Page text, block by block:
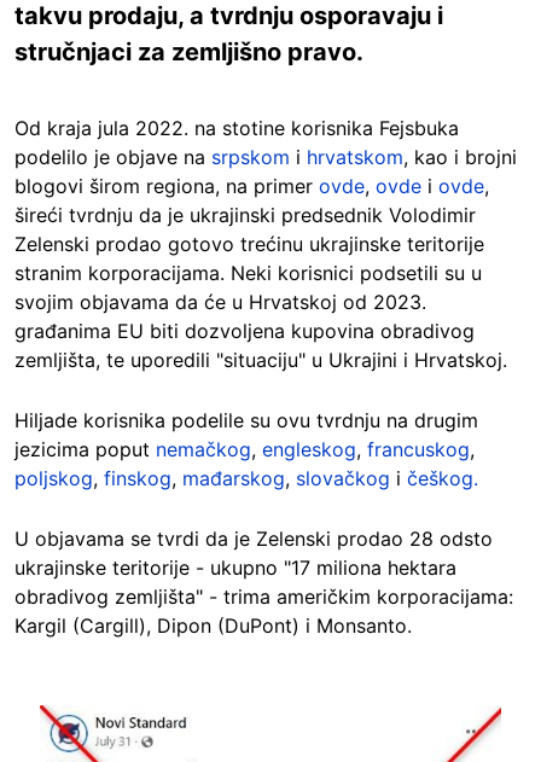
takvu prodaju, a tvrdnju osporavaju i
stručnjaci za zemljišno pravo.
Od kraja jula 2022. na stotine korisnika Fejsbuka
podelilo je objave na srpskom i hrvatskom, kao i brojni
blogovi širom regiona, na primer ovde, ovde i ovde,
šireći tvrdnju da je ukrajinski predsednik Volodimir
Zelenski prodao gotovo trećinu ukrajinske teritorije
stranim korporacijama. Neki korisnici podsetili su u
svojim objavama da će u Hrvatskoj od 2023.
građanima EU biti dozvoljena kupovina obradivog
zemljišta, te uporedili "situaciju" u Ukrajini i Hrvatskoj.
Hiljade korisnika podelile su ovu tvrdnju na drugim
jezicima poput nemačkog, engleskog, francuskog,
poljskog, finskog, mađarskog, slovačkog i češkog.
U objavama se tvrdi da je Zelenski prodao 28 odsto
ukrajinske teritorije - ukupno "17 miliona hektara
obradivog zemljišta" - trima američkim korporacijama:
Kargil (Cargill), Dipon (DuPont) i Monsanto.
Image